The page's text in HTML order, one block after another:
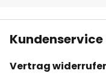
Kundenservice
Vertrag